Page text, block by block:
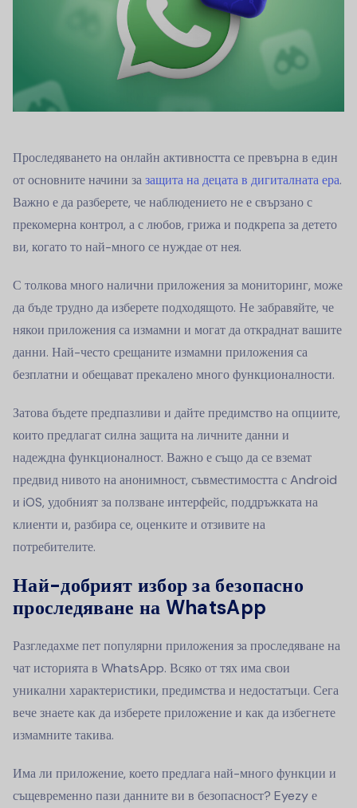
Проследяването на онлайн активността се превърна в един
от основните начини зазащита на децата в дигиталната ера.
Важно е да разберете, че наблюдението не е свързано с
прекомерна контрол, а с любов, грижа и подкрепа за детето
ви, когато то най-много се нуждае от нея.
С толкова много налични приложения за мониторинг, може
да бъде трудно да изберете подходящото. Не забравяйте, че
някои приложения са измамни и могат да откраднат вашите
данни. Най-често срещаните измамни приложения са
безплатни и обещават прекалено много функционалности.
Затова бъдете предпазливи и дайте предимство на опциите,
които предлагат силна защита на личните данни и
надеждна функционалност. Важно е също да се вземат
предвид нивото на анонимност, съвместимостта с Android
и iOS, удобният за ползване интерфейс, поддръжката на
клиенти и, разбира се, оценките и отзивите на
потребителите.
Най-добрият избор за безопасно
проследяване на WhatsApp
Разгледахме пет популярни приложения за проследяване на
чат историята в WhatsApp. Всяко от тях има свои
уникални характеристики, предимства и недостатъци. Сега
вече знаете как да изберете приложение и как да избегнете
измамните такива.
Има ли приложение, което предлага най-много функции и
същевременно пази данните ви в безопасност? Eyezy е